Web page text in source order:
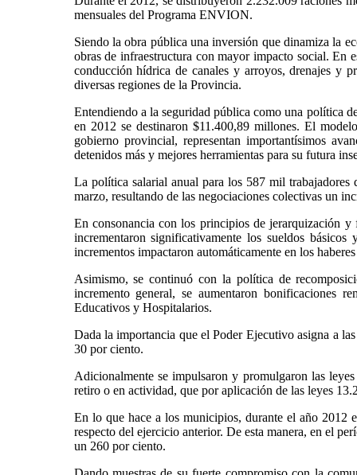
mensuales del Programa ENVION.
Siendo la obra pública una inversión que dinamiza la
obras de infraestructura con mayor impacto social. En
conducción hídrica de canales y arroyos, drenajes y
diversas regiones de la Provincia.
Entendiendo a la seguridad pública como una política
en 2012 se destinaron $11.400,89 millones. El
gobierno provincial, representan importantísimos
detenidos más y mejores herramientas para su futura
La política salarial anual para los 587 mil
marzo, resultando de las negociaciones colectivas un
En consonancia con los principios de jerarquización y
incrementaron significativamente los sueldos
incrementos impactaron automáticamente en los
Asimismo, se continuó con la política de
incremento general, se aumentaron bonificaciones
Educativos y Hospitalarios.
Dada la importancia que el Poder Ejecutivo asigna a
30 por ciento.
Adicionalmente se impulsaron y promulgaron las
retiro o en actividad, que por aplicación de las leyes
En lo que hace a los municipios, durante el año 2012
respecto del ejercicio anterior. De esta manera, en el
un 260 por ciento.